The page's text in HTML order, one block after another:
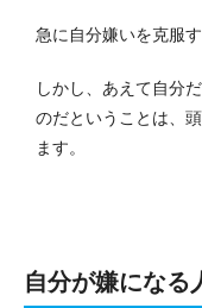
急に自分嫌いを克服
しかし、あえて自分
のだということは、
ます。
自分が嫌になる